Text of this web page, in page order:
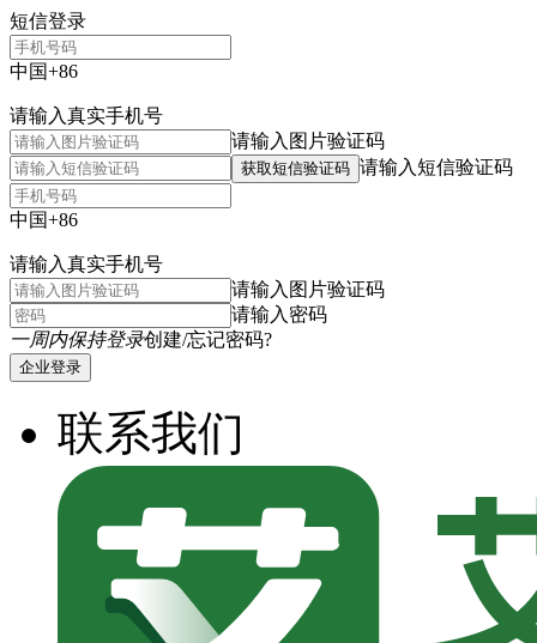
短信登录
中国+86
请输入真实手机号
请输入图片验证码
获取短信验证码 请输入短信验证码
中国+86
请输入真实手机号
请输入图片验证码
请输入密码
一周内保持登录创建/忘记密码?
企业登录
联系我们